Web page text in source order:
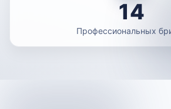
14
Профессиональных